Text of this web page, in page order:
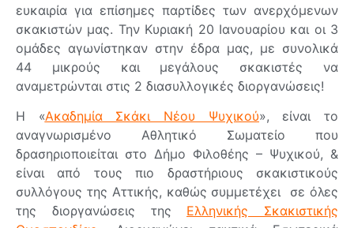
ευκαιρία για επίσημες παρτίδες των ανερχόμενων
σκακιστών μας. Την Κυριακή 20 Ιανουαρίου και οι 3
ομάδες αγωνίστηκαν στην έδρα μας, με συνολικά
44 μικρούς και μεγάλους σκακιστές να
αναμετρώνται στις 2 διασυλλογικές διοργανώσεις!
Η «Ακαδημία Σκάκι Νέου Ψυχικού», είναι το
αναγνωρισμένο Αθλητικό Σωματείο που
δρασηριοποιείται στο Δήμο Φιλοθέης – Ψυχικού, &
είναι από τους πιο δραστήριους σκακιστικούς
συλλόγους της Αττικής, καθώς συμμετέχει σε όλες
της διοργανώσεις της Ελληνικής Σκακιστικής